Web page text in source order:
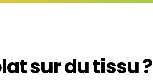
sur du tissu ?